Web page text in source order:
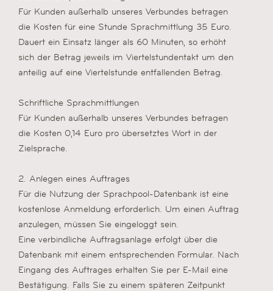
Für Kunden außerhalb unseres Verbundes betragen
die Kosten für eine Stunde Sprachmittlung 35 Euro.
Dauert ein Einsatz länger als 60 Minuten, so erhöht
sich der Betrag jeweils im Viertelstundentakt um den
anteilig auf eine Viertelstunde entfallenden Betrag.
Schriftliche Sprachmittlungen
Für Kunden außerhalb unseres Verbundes betragen
die Kosten 0,14 Euro pro übersetztes Wort in der
Zielsprache.
2. Anlegen eines Auftrages
Für die Nutzung der Sprachpool-Datenbank ist eine
kostenlose Anmeldung erforderlich. Um einen Auftrag
anzulegen, müssen Sie eingeloggt sein.
Eine verbindliche Auftragsanlage erfolgt über die
Datenbank mit einem entsprechenden Formular. Nach
Eingang des Auftrages erhalten Sie per E-Mail eine
Bestätigung. Falls Sie zu einem späteren Zeitpunkt